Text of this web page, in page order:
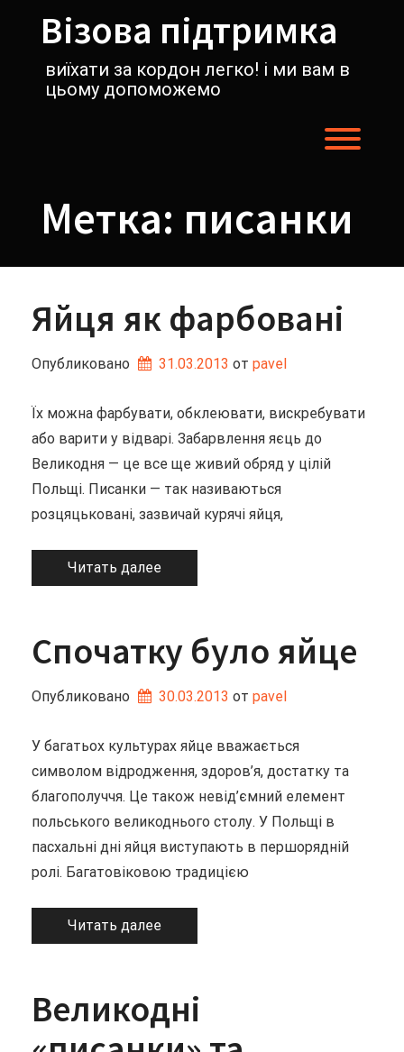
содержимомуВізова підтримка
виїхати за кордон легко! і ми вам в
цьому допоможемо
Метка: писанки
Яйця як фарбовані
Опубликовано 31.03.2013 от pavel
Їх можна фарбувати, обклеювати, вискребувати
або варити у відварі. Забарвлення яєць до
Великодня — це все ще живий обряд у цілій
Польщі. Писанки — так називаються
розцяцьковані, зазвичай курячі яйця,
Читать далее
Спочатку було яйце
Опубликовано 30.03.2013 от pavel
У багатьох культурах яйце вважається
символом відродження, здоров’я, достатку та
благополуччя. Це також невід’ємний елемент
польського великоднього столу. У Польщі в
пасхальні дні яйця виступають в першорядній
ролі. Багатовіковою традицією
Читать далее
Великодні